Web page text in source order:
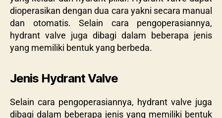
dioperasikan dengan dua cara yakni secara manual
dan otomatis. Selain cara pengoperasiannya,
hydrant valve juga dibagi dalam beberapa jenis
yang memiliki bentuk yang berbeda.
Jenis Hydrant Valve
Selain cara pengoperasiannya, hydrant valve juga
dibagi dalam beberapa jenis yang memiliki bentuk